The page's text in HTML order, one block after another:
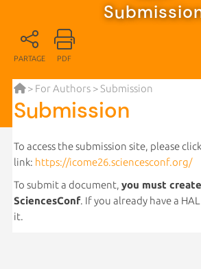
PARTAGE PDF
> For Authors> Submission
Submission
To access the submission site, please
link: https://icome26.sciencesconf.org/
To submit a document, you must
SciencesConf. If you already have a
it.